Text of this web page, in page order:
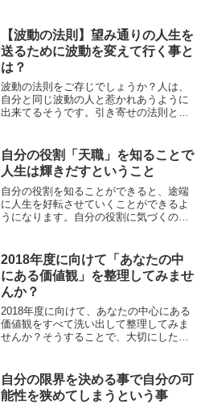
をなくして楽になる方法です。
【波動の法則】望み通りの人生を
送るために波動を変えて行く事と
は？
波動の法則をご存じでしょうか？人は、
自分と同じ波動の人と惹かれあうように
出来てるそうです。引き寄せの法則と同
いという事ですよね？波動の変え方につ
いて解説していきます。
自分の役割「天職」を知ることで
人生は輝きだすということ
自分の役割を知ることができると、途端
に人生を好転させていくことができるよ
うになります。自分の役割に気づくの
をご紹介します。
2018年度に向けて「あなたの中
にある価値観」を整理してみませ
んか？
2018年度に向けて、あなたの中心にある
価値観をすべて洗い出して整理してみま
せんか？そうすることで、大切にしたい
自分の限界を決める事で自分の可
能性を狭めてしまうという事